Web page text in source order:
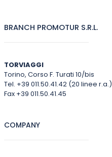
BRANCH PROMOTUR S.R.L.
TORVIAGGI
Torino, Corso F. Turati 10/bis
Tel. +39 011.50.41.42 (20 linee r.a.)
Fax +39 011.50.41.45
COMPANY